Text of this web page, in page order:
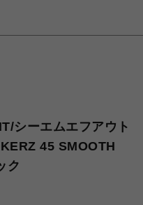
シーエムエフアウト
45 SMOOTH
ク